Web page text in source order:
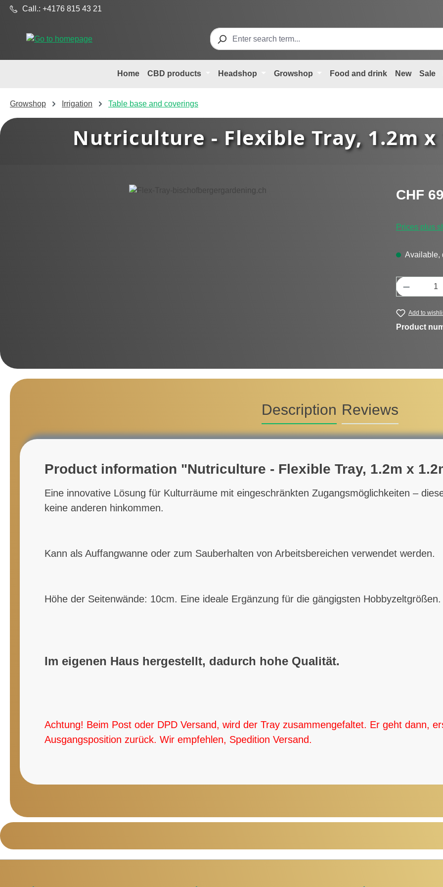
to main content
Skip to search
Skip to main navigation
Call.: +4176 815 43 21
Home CBD products Headshop Growshop Food and drink New Sale
Growshop Irrigation Table base and coverings
Nutriculture - Flexible Tray, 1.2m x
Regular price:
CHF
Prices plus
Available,
Product
Add to
Product
Description Reviews
Product information "Nutriculture - Flexible Tray, 1.2m x
Eine innovative Lösung für Kulturräume mit eingeschränkten Zugangsmöglichkeiten –
keine anderen hinkommen.
Kann als Auffangwanne oder zum Sauberhalten von Arbeitsbereichen verwendet werden.
Höhe der Seitenwände: 10cm. Eine ideale Ergänzung für die gängigsten Hobbyzeltgrößen.
Im eigenen Haus hergestellt, dadurch hohe Qualität.
Achtung! Beim Post oder DPD Versand, wird der Tray zusammengefaltet. Er geht dann,
Ausgangsposition zurück. Wir empfehlen, Spedition Versand.